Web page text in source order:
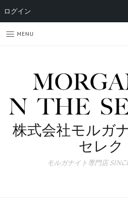
MENU
株式会社モルガ
セレク
モルガナイト専門店
ログイン